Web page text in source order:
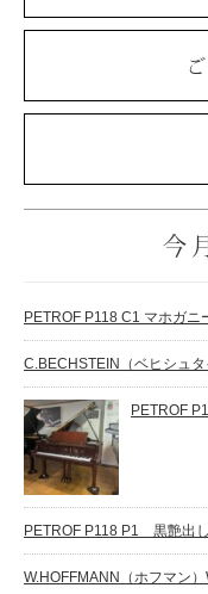
今
PETROF P118 C1 マホガニ
C.BECHSTEIN（ベヒシュ
PETROF
PETROF P118 P1 黒艶出し
W.HOFFMANN（ホフマン